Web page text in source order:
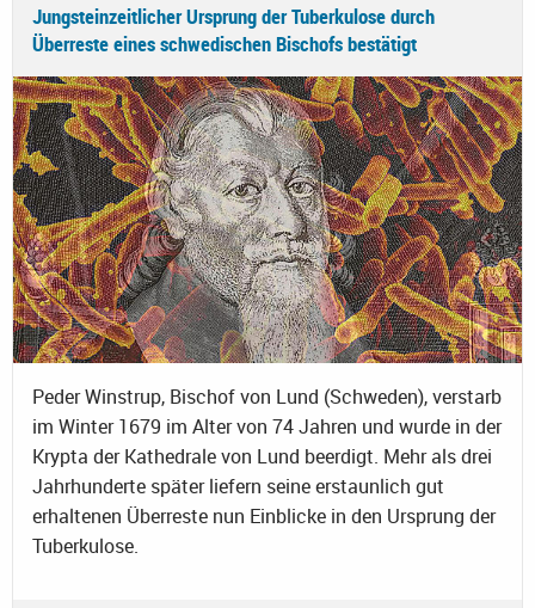
Jungsteinzeitlicher Ursprung der Tuberkulose durch
Überreste eines schwedischen Bischofs bestätigt
Peder Winstrup, Bischof von Lund (Schweden), verstarb
im Winter 1679 im Alter von 74 Jahren und wurde in der
Krypta der Kathedrale von Lund beerdigt. Mehr als drei
Jahrhunderte später liefern seine erstaunlich gut
erhaltenen Überreste nun Einblicke in den Ursprung der
Tuberkulose.